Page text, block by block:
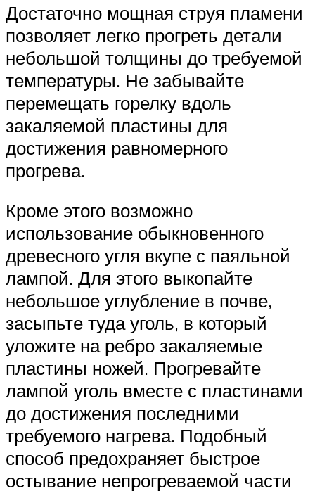
Достаточно мощная струя пламени
позволяет легко прогреть детали
небольшой толщины до требуемой
температуры. Не забывайте
перемещать горелку вдоль
закаляемой пластины для
достижения равномерного
прогрева.
Кроме этого возможно
использование обыкновенного
древесного угля вкупе с паяльной
лампой. Для этого выкопайте
небольшое углубление в почве,
засыпьте туда уголь, в который
уложите на ребро закаляемые
пластины ножей. Прогревайте
лампой уголь вместе с пластинами
до достижения последними
требуемого нагрева. Подобный
способ предохраняет быстрое
остывание непрогреваемой части